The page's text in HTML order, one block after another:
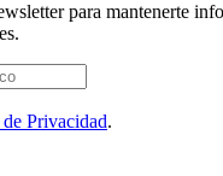
para mantenerte
Privacidad.